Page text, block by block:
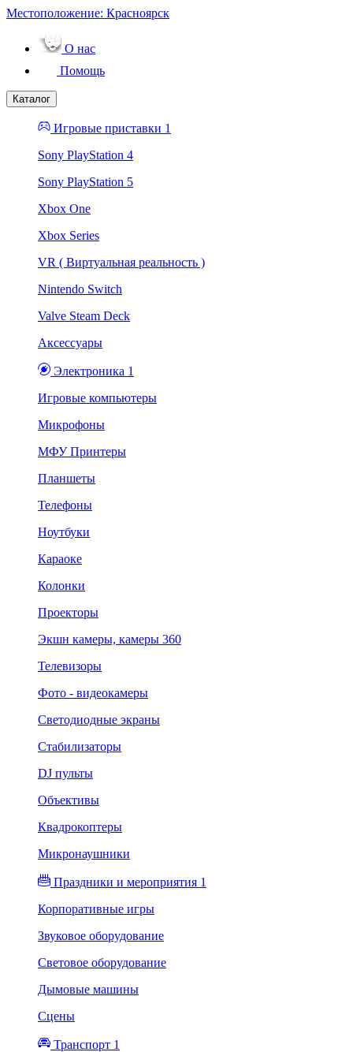
Местоположение: Красноярск
О нас
Помощь
Каталог
Игровые приставки 1
Sony PlayStation 4
Sony PlayStation 5
Xbox One
Xbox Series
VR ( Виртуальная реальность )
Nintendo Switch
Valve Steam Deck
Аксессуары
Электроника 1
Игровые компьютеры
Микрофоны
МФУ Принтеры
Планшеты
Телефоны
Ноутбуки
Караоке
Колонки
Проекторы
Экшн камеры, камеры 360
Телевизоры
Фото - видеокамеры
Светодиодные экраны
Стабилизаторы
DJ пульты
Объективы
Квадрокоптеры
Микронаушники
Праздники и мероприятия 1
Корпоративные игры
Звуковое оборудование
Световое оборудование
Дымовые машины
Сцены
Транспорт 1